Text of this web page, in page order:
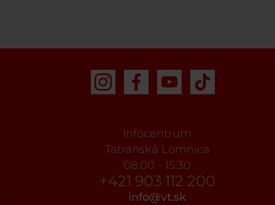
Infocentrum
Tatranská Lomnica
08:00 - 15:30
+421 903 112 200
info@vt.sk